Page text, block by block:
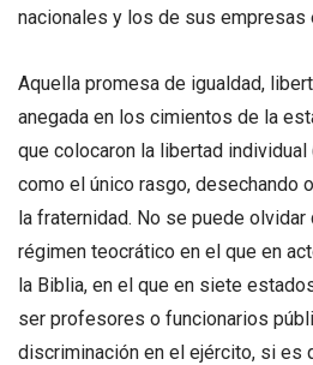
nacionales y los de sus empresas
Aquella promesa de igualdad,
anegada en los cimientos de la
que colocaron la libertad
como el único rasgo, desechando
la fraternidad. No se puede olvidar
régimen teocrático en el que en
la Biblia, en el que en siete
ser profesores o funcionarios
discriminación en el ejército, si es